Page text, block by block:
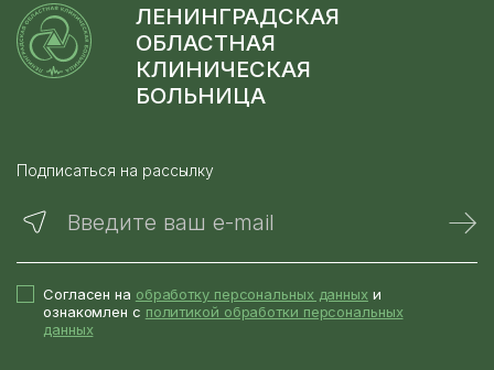
ЛЕНИНГРАДСКАЯ
ОБЛАСТНАЯ
КЛИНИЧЕСКАЯ
БОЛЬНИЦА
Подписаться на рассылку
Введите ваш e-mail
Согласен на обработку персональных данных и
ознакомлен с политикой обработки персональных
данных